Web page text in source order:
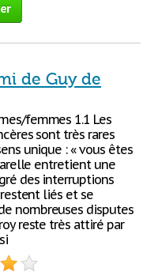
de Guy de
femmes 1.1 Les
sont très rares
unique : « vous êtes
entretient une
des interruptions
liés et se
nombreuses disputes
reste très attiré par